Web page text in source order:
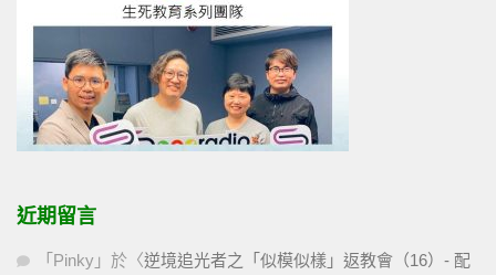
近期留言
「 Pinky 」於〈逆境追光者之「似模似樣」返教會（16）- 配